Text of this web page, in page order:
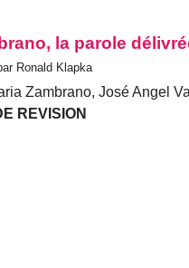
la parole
Ronald Klapka
Zambrano, José Angel
REVISION